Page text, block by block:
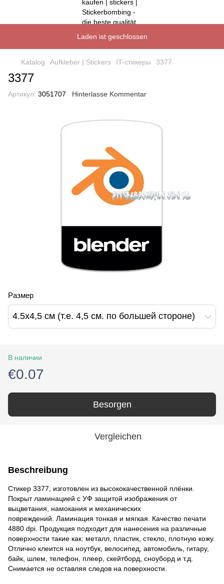
Laden ist geschlossen
Katalog Aufkleber | Stickers IT-стикеры 3377
3377
Артикул: 3051707 Hinterlasse Kommentar
Размер
4.5х4,5 см (т.е. 4,5 см. по большей стороне)
В наличии
€0.07
Besorgen
Vergleichen
Beschreibung
Стикер 3377, изготовлен из высококачественной плёнки.
Покрыт ламинацией с УФ защитой изображения от
выцветания, намокания и механических
повреждений. Ламинация тонкая и мягкая. Качество печати
4880 dpi. Продукция подходит для нанесения на различные
поверхности такие как: металл, пластик, стекло, плотную кожу.
Отлично клеится на ноутбук, велосипед, автомобиль, гитару,
байк, шлем, телефон, плеер, скейтборд, сноуборд и т.д.
Снимается не оставляя следов на поверхности.